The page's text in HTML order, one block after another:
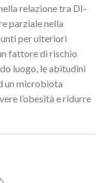
relazione tra DI-
parziale nella
per ulteriori
fattore di rischio
luogo, le abitudini
un microbiota
l’obesità e ridurre